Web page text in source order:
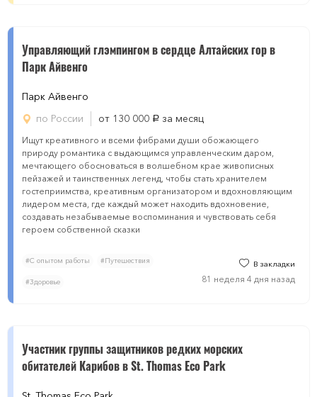
Управляющий глэмпингом в сердце Алтайских гор в
Парк Айвенго
Парк Айвенго
по России
от 130 000 руб. за месяц
Ищут креативного и всеми фибрами души обожающего
природу романтика с выдающимся управленческим даром,
мечтающего обосноваться в волшебном крае живописных
пейзажей и таинственных легенд, чтобы стать хранителем
гостеприимства, креативным организатором и вдохновляющим
лидером места, где каждый может находить вдохновение,
создавать незабываемые воспоминания и чувствовать себя
героем собственной сказки
#С опытом работы #Путешествия
#Здоровье
В закладки
81 неделя 4 дня назад
Участник группы защитников редких морских
обитателей Карибов в St. Thomas Eco Park